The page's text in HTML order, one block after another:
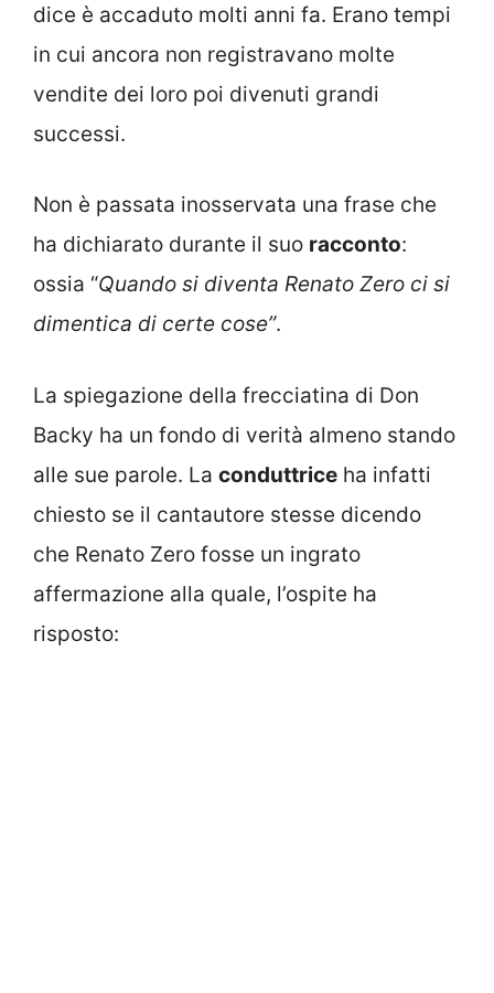
dice è accaduto molti anni fa. Erano tempi
in cui ancora non registravano molte
vendite dei loro poi divenuti grandi
successi.
Non è passata inosservata una frase che
ha dichiarato durante il suo racconto:
ossia “Quando si diventa Renato Zero ci si
dimentica di certe cose”.
La spiegazione della frecciatina di Don
Backy ha un fondo di verità almeno stando
alle sue parole. La conduttrice ha infatti
chiesto se il cantautore stesse dicendo
che Renato Zero fosse un ingrato
affermazione alla quale, l’ospite ha
risposto: